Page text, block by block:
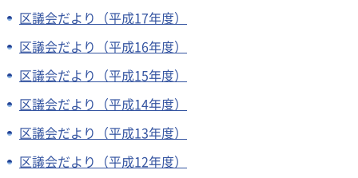
区議会だより（平成17年度）
区議会だより（平成16年度）
区議会だより（平成15年度）
区議会だより（平成14年度）
区議会だより（平成13年度）
区議会だより（平成12年度）